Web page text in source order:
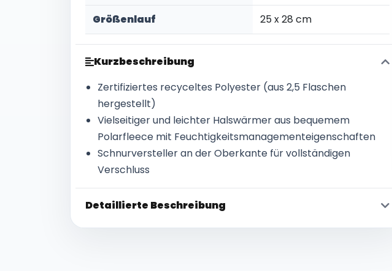
Größenlauf 25 x 28 cm
Kurzbeschreibung
Zertifiziertes recyceltes Polyester (aus 2,5 Flaschen
hergestellt)
Vielseitiger und leichter Halswärmer aus bequemem
Polarfleece mit Feuchtigkeitsmanagementeigenschaften
Schnurversteller an der Oberkante für vollständigen
Verschluss
Detaillierte Beschreibung